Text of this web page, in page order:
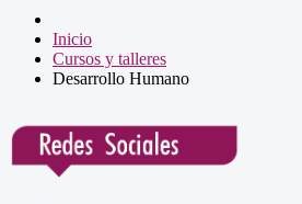
Inicio
Cursos y talleres
Desarrollo Humano